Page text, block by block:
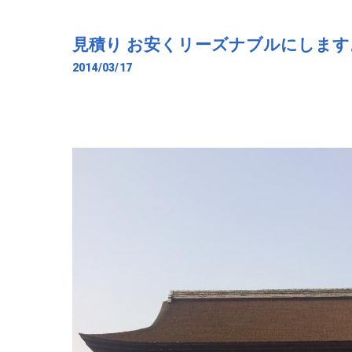
見積り お安くリーズナブルにしま
2014/03/17